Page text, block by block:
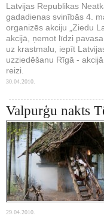
Latvijas Republikas
gadadienas svinībās 4.
organizēs akciju „Ziedu
akcijā, ņemot līdzi
uz krastmalu, iepīt
uzziedēšanu Rīgā -
reizi.
30.04.2010.
Valpurģu nakts
29.04.2010.